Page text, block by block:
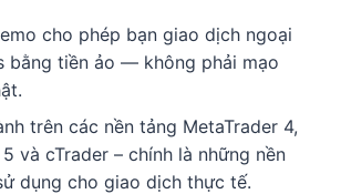
cho phép bạn giao dịch ngoại
bằng tiền ảo — không phải mạo
trên các nền tảng MetaTrader 4,
và cTrader – chính là những nền
dụng cho giao dịch thực tế.